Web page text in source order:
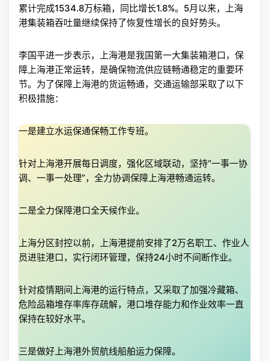
累计完成1534.8万标箱，同比增长1.8%。5月以来，上海
港集装箱吞吐量继续保持了恢复性增长的良好势头。
李国平进一步表示，上海港是我国第一大集装箱港口，保
障上海港正常运转，是确保物流供应链畅通稳定的重要环
节。为了保障上海港的货运畅通，交通运输部采取了以下
积极措施：
一是建立水运保通保畅工作专班。
针对上海港开展每日调度，强化区域联动，坚持“一事一协
调、一事一处理”，全力协调保障上海港畅通运转。
二是全力保障港口全天候作业。
上海分区封控以前，上海港提前安排了2万名职工、作业人
员进驻港口，实行闭环管理，保持24小时不间断作业。
针对疫情期间上海港的运行特点，又采取了加强冷藏箱、
危险品箱堆存率库存疏解，港口堆存能力和作业效率一直
保持在较好水平。
三是做好上海港外贸航线船舶运力保障。